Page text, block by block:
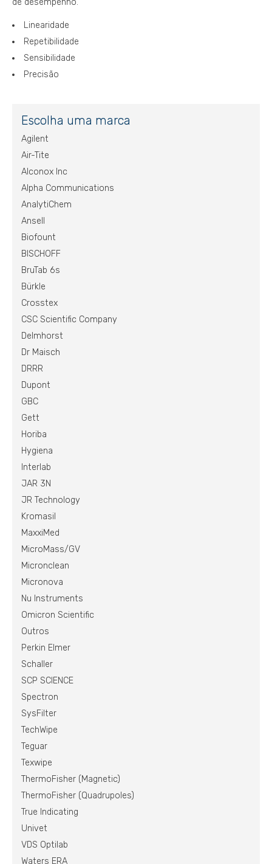
de desempenho.
Linearidade
Repetibilidade
Sensibilidade
Precisão
Escolha uma marca
Agilent
Air-Tite
Alconox Inc
Alpha Communications
AnalytiChem
Ansell
Biofount
BISCHOFF
BruTab 6s
Bürkle
Crosstex
CSC Scientific Company
Delmhorst
Dr Maisch
DRRR
Dupont
GBC
Gett
Horiba
Hygiena
Interlab
JAR 3N
JR Technology
Kromasil
MaxxiMed
MicroMass/GV
Micronclean
Micronova
Nu Instruments
Omicron Scientific
Outros
Perkin Elmer
Schaller
SCP SCIENCE
Spectron
SysFilter
TechWipe
Teguar
Texwipe
ThermoFisher (Magnetic)
ThermoFisher (Quadrupoles)
True Indicating
Univet
VDS Optilab
Waters ERA